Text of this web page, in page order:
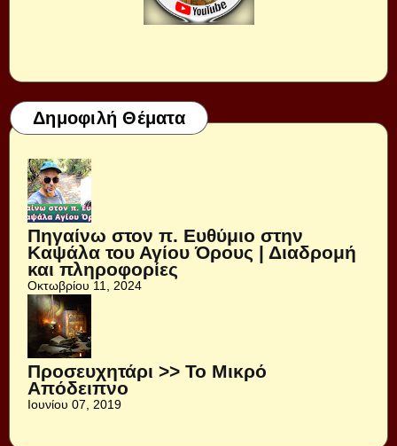
Δημοφιλή Θέματα
Πηγαίνω στον π. Ευθύμιο στην
Καψάλα του Αγίου Όρους | Διαδρομή
και πληροφορίες
Οκτωβρίου 11, 2024
Προσευχητάρι >> Το Μικρό
Απόδειπνο
Ιουνίου 07, 2019